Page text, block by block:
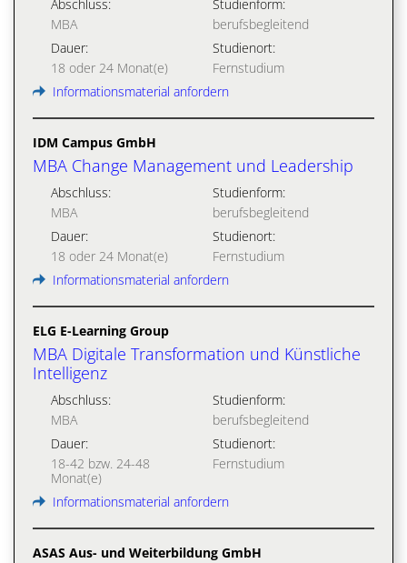
Abschluss:
MBA
Studienform:
berufsbegleitend
Dauer:
18 oder 24 Monat(e)
Studienort:
Fernstudium
Informationsmaterial anfordern
IDM Campus GmbH
MBA Change Management und Leadership
Abschluss:
MBA
Studienform:
berufsbegleitend
Dauer:
18 oder 24 Monat(e)
Studienort:
Fernstudium
Informationsmaterial anfordern
ELG E-Learning Group
MBA Digitale Transformation und Künstliche
Intelligenz
Abschluss:
MBA
Studienform:
berufsbegleitend
Dauer:
18-42 bzw. 24-48
Monat(e)
Studienort:
Fernstudium
Informationsmaterial anfordern
ASAS Aus- und Weiterbildung GmbH